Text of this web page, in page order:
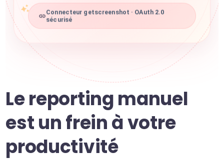
Connecteur getscreenshot · OAuth 2.0
sécurisé
Le reporting manuel
est un frein à votre
productivité